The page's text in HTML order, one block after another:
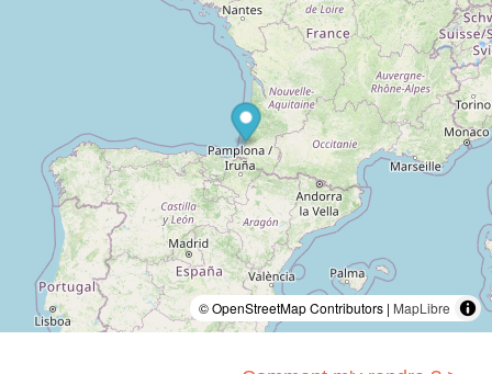
© OpenStreetMap Contributors | MapLibre